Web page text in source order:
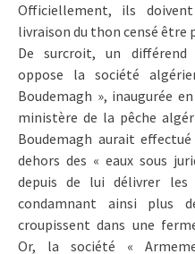
Officiellement, ils
livraison du thon censé être
De surcroit, un
oppose la société
Boudemagh », inaugurée
ministère de la pêche
Boudemagh aurait
dehors des « eaux sous
depuis de lui délivrer les
condamnant ainsi plus
croupissent dans une
Or, la société «